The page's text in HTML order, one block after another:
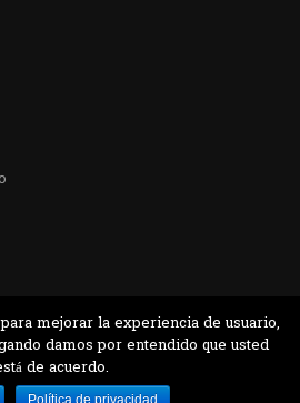
mejorar la experiencia de usuario,
damos por entendido que usted
de acuerdo.
Política de privacidad